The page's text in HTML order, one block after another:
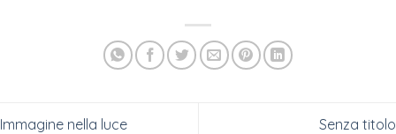
Immagine nella luce Senza titolo